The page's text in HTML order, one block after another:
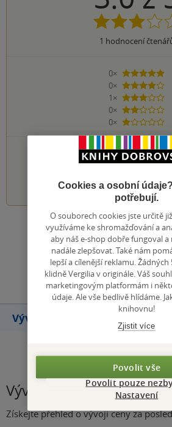
1 hodnocení
0×
5
0×
4
1×
3 hvězdičky
0×
2 hvězdičky
0×
1 hvezdička
PŘIDEJTE SVÉ
5
Zobrazit všechna
Přidat
Vývoj ceny
Vývoj ceny
Získejte přehled o vývoji ceny za
Cookies a osobní
potřebují.
O souborech cookies jste určitě
využíváme ke shromažďování a
aby náš e-shop dobře fungoval a
nadále zlepšovat. Také nám
lepší a cílenější reklamu.
klidně Vergilia v originále. Váš
marketingovým platformám i
údaje. Ale vše bedlivě hlídáme.
knihovnu!
Zjistit více
Povolit vše
Povolit pouze
Nastavení